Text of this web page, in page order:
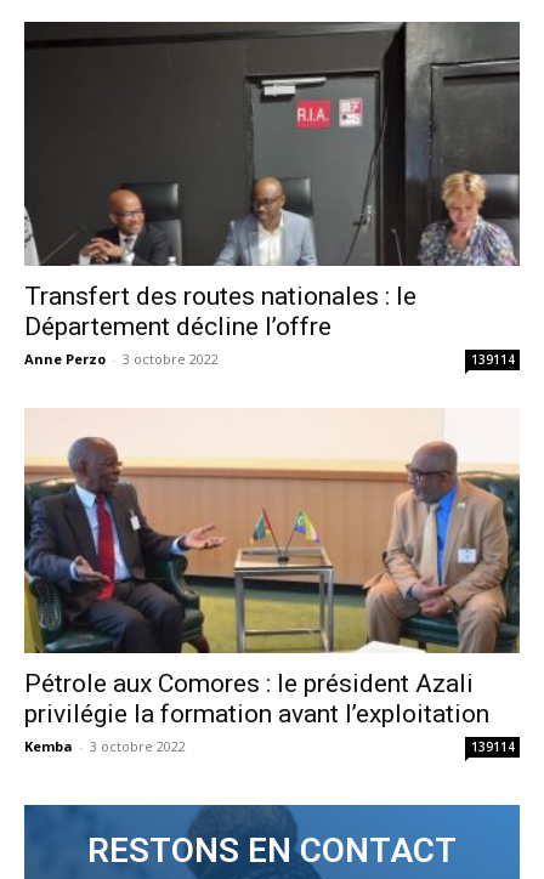
Transfert des routes nationales : le
Département décline l’offre
Anne Perzo - 3 octobre 2022 139114
Pétrole aux Comores : le président Azali
privilégie la formation avant l’exploitation
Kemba - 3 octobre 2022 139114
RESTONS EN CONTACT